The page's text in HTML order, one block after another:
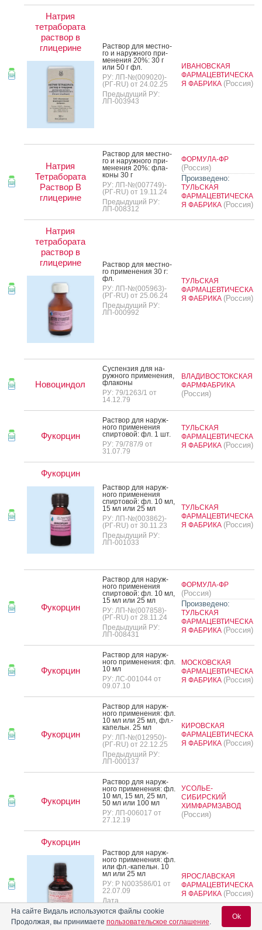
Натрия
тетрабората
раствор в
глицерине
Рас­твор для мес­тно­
го и на­руж­но­го при­
мене­ния 20%: 30 г
или 50 г фл.
РУ: ЛП-№(009020)-
(РГ-RU) от 24.02.25
Предыдущий РУ:
ЛП-003943
ИВАНОВСКАЯ
ФАРМАЦЕВТИЧЕСКА
Я ФАБРИКА (Россия)
Натрия
Тетрабората
Раствор В
глицерине
Рас­твор для мес­тно­
го и на­руж­но­го при­
мене­ния 20%: фла­
коны 30 г
РУ: ЛП-№(007749)-
(РГ-RU) от 19.11.24
Предыдущий РУ:
ЛП-008312
ФОРМУЛА-ФР
(Россия)
Произведено:
ТУЛЬСКАЯ
ФАРМАЦЕВТИЧЕСКА
Я ФАБРИКА (Россия)
Натрия
тетрабората
раствор в
глицерине
Рас­твор для мес­тно­
го при­мене­ния 30 г:
фл.
РУ: ЛП-№(005963)-
(РГ-RU) от 25.06.24
Предыдущий РУ:
ЛП-000992
ТУЛЬСКАЯ
ФАРМАЦЕВТИЧЕСКА
Я ФАБРИКА (Россия)
Новоциндол
Сус­пензия для на­
руж­но­го при­мене­ния,
фла­коны
РУ: 79/1263/1 от
14.12.79
ВЛАДИВОСТОКСКАЯ
ФАРМФАБРИКА
(Россия)
Фукорцин
Рас­твор для на­руж­
но­го при­мене­ния
спир­то­вой: фл. 1 шт.
РУ: 79/787/9 от
31.07.79
ТУЛЬСКАЯ
ФАРМАЦЕВТИЧЕСКА
Я ФАБРИКА (Россия)
Фукорцин
Рас­твор для на­руж­
но­го при­мене­ния
спир­то­вой: фл. 10 мл,
15 мл или 25 мл
РУ: ЛП-№(003862)-
(РГ-RU) от 30.11.23
Предыдущий РУ:
ЛП-001033
ТУЛЬСКАЯ
ФАРМАЦЕВТИЧЕСКА
Я ФАБРИКА (Россия)
Фукорцин
Рас­твор для на­руж­
но­го при­мене­ния
спир­то­вой: фл. 10 мл,
15 мл или 25 мл
РУ: ЛП-№(007858)-
(РГ-RU) от 28.11.24
Предыдущий РУ:
ЛП-008431
ФОРМУЛА-ФР
(Россия)
Произведено:
ТУЛЬСКАЯ
ФАРМАЦЕВТИЧЕСКА
Я ФАБРИКА (Россия)
Фукорцин
Рас­твор для на­руж­
но­го при­мене­ния: фл.
10 мл
РУ: ЛС-001044 от
09.07.10
МОСКОВСКАЯ
ФАРМАЦЕВТИЧЕСКА
Я ФАБРИКА (Россия)
Фукорцин
Рас­твор для на­руж­
но­го при­мене­ния: фл.
10 мл или 25 мл, фл.-
ка­пельн. 25 мл
РУ: ЛП-№(012950)-
(РГ-RU) от 22.12.25
Предыдущий РУ:
ЛП-000137
КИРОВСКАЯ
ФАРМАЦЕВТИЧЕСКА
Я ФАБРИКА (Россия)
Фукорцин
Рас­твор для на­руж­
но­го при­мене­ния: фл.
10 мл, 15 мл, 25 мл,
50 мл или 100 мл
РУ: ЛП-006017 от
27.12.19
УСОЛЬЕ-
СИБИРСКИЙ
ХИМФАРМЗАВОД
(Россия)
Фукорцин
Рас­твор для на­руж­
но­го при­мене­ния: фл.
или фл.-ка­пельн. 10
мл или 25 мл
РУ: Р N003586/01 от
22.07.09
Дата
переоформления:
17.08.22
ЯРОСЛАВСКАЯ
ФАРМАЦЕВТИЧЕСКА
Я ФАБРИКА (Россия)
На сайте Видаль используются файлы cookie
Продолжая, вы принимаете пользовательское соглашение.
Ok